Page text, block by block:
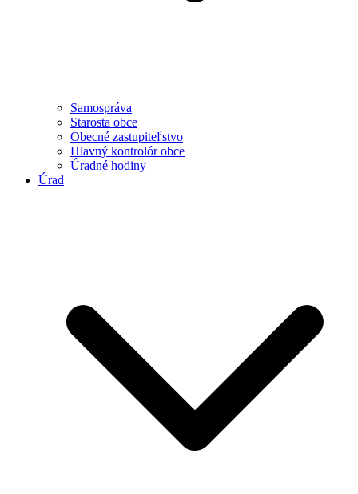
Samospráva
Starosta obce
Obecné zastupiteľstvo
Hlavný kontrolór obce
Úradné hodiny
Úrad